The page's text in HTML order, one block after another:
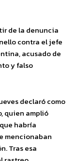
de la denuncia
contra el jefe
acusado de
y falso
declaró como
quien amplió
habría
mencionaban
Tras esa